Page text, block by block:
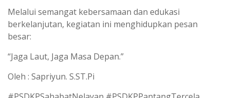
Melalui semangat kebersamaan dan edukasi
berkelanjutan, kegiatan ini menghidupkan pesan
besar:
“Jaga Laut, Jaga Masa Depan.”
Oleh : Sapriyun. S.ST.Pi